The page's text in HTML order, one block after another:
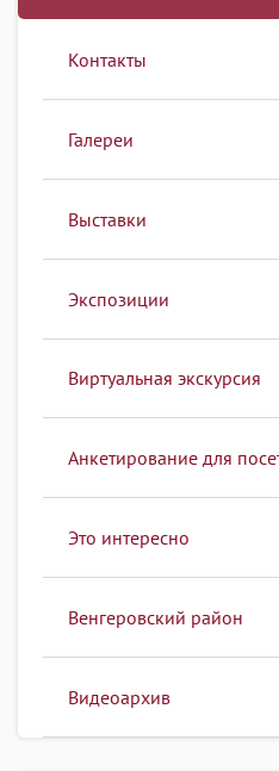
Контакты
Галереи
Выставки
Экспозиции
Виртуальная экскурсия
Анкетирование для
Это интересно
Венгеровский район
Видеоархив